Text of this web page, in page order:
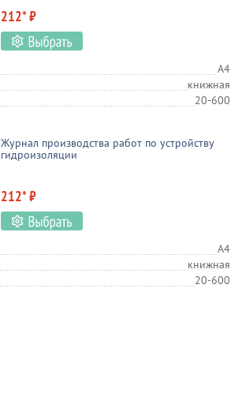
212* ₽
А4
книжная
20-600
Журнал производства работ по устройству
гидроизоляции
212* ₽
А4
книжная
20-600